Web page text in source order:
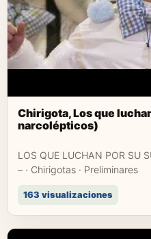
Chirigota, Los que
narcolépticos)
LOS QUE LUCHAN POR SU
– · Chirigotas · Preliminares
163 visualizaciones